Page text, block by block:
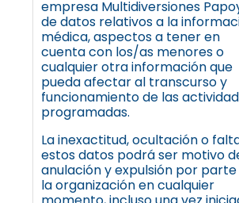
empresa Multidiversiones
de datos relativos a la
médica, aspectos a tener en
cuenta con los/as menores o
cualquier otra información que
pueda afectar al transcurso y
funcionamiento de las
programadas.
La inexactitud, ocultación o
estos datos podrá ser motivo
anulación y expulsión por
la organización en cualquier